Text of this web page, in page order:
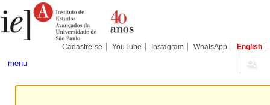
para
conteúdo.
Pessoais
Cadastre-se YouTube Instagram WhatsApp English
menu